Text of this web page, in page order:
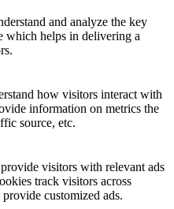
and analyze the key
which helps in delivering a
how visitors interact with
information on metrics the
source, etc.
visitors with relevant ads
track visitors across
customized ads.